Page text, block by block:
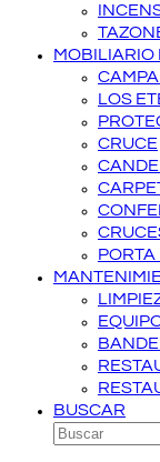
MOBILIARIO
LOS
CRUCE
BUSCAR
Buscar